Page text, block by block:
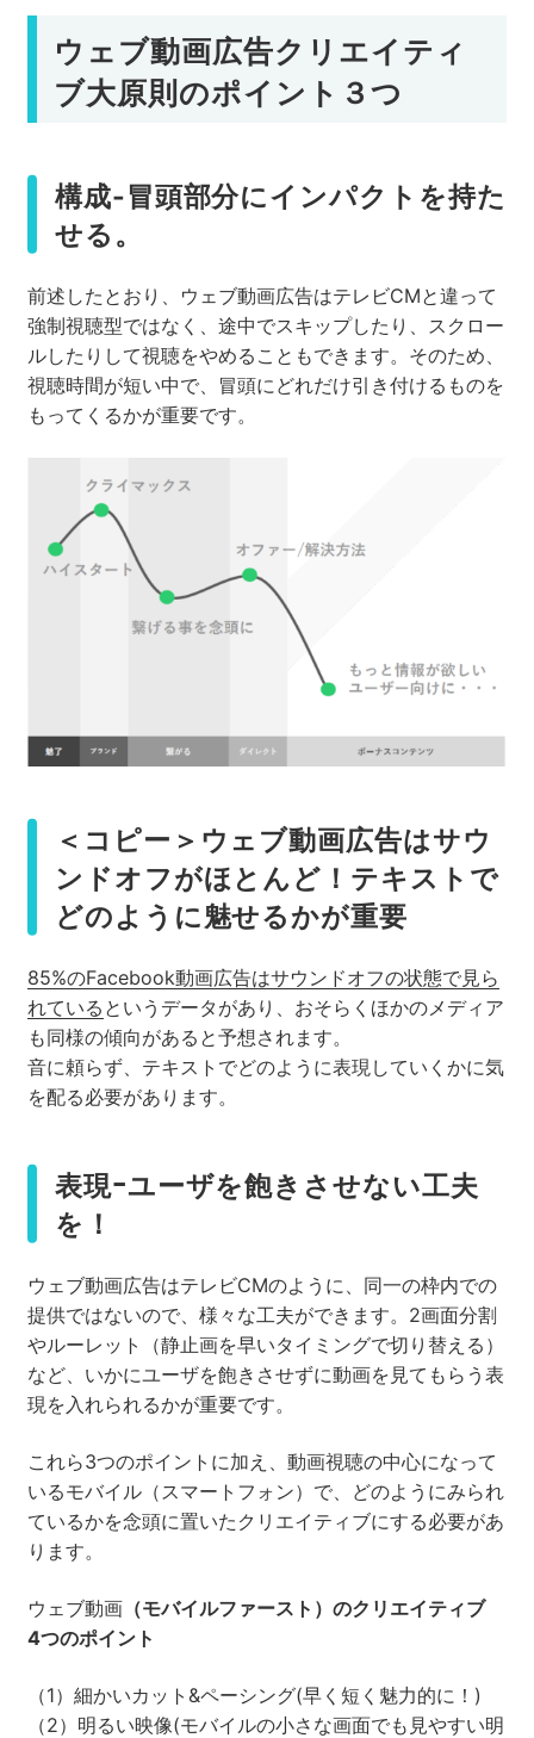
ウェブ動画広告クリエイティ
ブ大原則のポイント３つ
構成-冒頭部分にインパクトを持た
せる。
前述したとおり、ウェブ動画広告はテレビCMと違って
強制視聴型ではなく、途中でスキップしたり、スクロー
ルしたりして視聴をやめることもできます。そのため、
視聴時間が短い中で、冒頭にどれだけ引き付けるものを
もってくるかが重要です。
＜コピー＞ウェブ動画広告はサウ
ンドオフがほとんど！テキストで
どのように魅せるかが重要
85%のFacebook動画広告はサウンドオフの状態で見ら
れている というデータがあり、おそらくほかのメディア
も同様の傾向があると予想されます。
音に頼らず、テキストでどのように表現していくかに気
を配る必要があります。
表現ｰユーザを飽きさせない工夫
を！
ウェブ動画広告はテレビCMのように、同一の枠内での
提供ではないので、様々な工夫ができます。2画面分割
やルーレット（静止画を早いタイミングで切り替える）
など、いかにユーザを飽きさせずに動画を見てもらう表
現を入れられるかが重要です。
これら3つのポイントに加え、動画視聴の中心になって
いるモバイル（スマートフォン）で、どのようにみられ
ているかを念頭に置いたクリエイティブにする必要があ
ります。
ウェブ動画（モバイルファースト）のクリエイティブ
4つのポイント
（1）細かいカット&ペーシング(早く短く魅力的に！)
（2）明るい映像(モバイルの小さな画面でも見やすい明